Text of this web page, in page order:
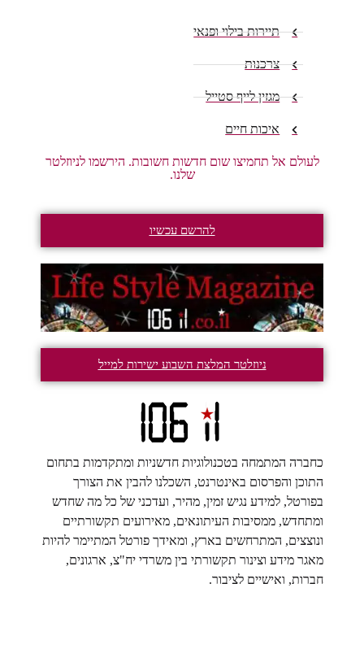
תיירות בילוי ופנאי
צרכנות
מגזין לייף סטייל
איכות חיים
לעולם אל תחמיצו שום חדשות חשובות. הירשמו לניוזלטר
שלנו.
להרשם עכשיו
ניוזלטר המלצת השבוע ישירות למייל
כחברה המתמחה בטכנולוגיות חדשניות ומתקדמות בתחום
התוכן והפרסום באינטרנט, השכלנו להבין את הצורך
בפורטל, למידע נגיש זמין, מהיר, ועדכני של כל מה שחדש
ומתחדש, ממסיבות העיתונאים, מאירועים תקשורתיים
ונוצצים, המתרחשים בארץ, ומאידך פורטל המתיימר להיות
מאגר מידע וצינור תקשורתי בין משרדי יח"צ, ארגונים,
חברות, ואישיים לציבור.